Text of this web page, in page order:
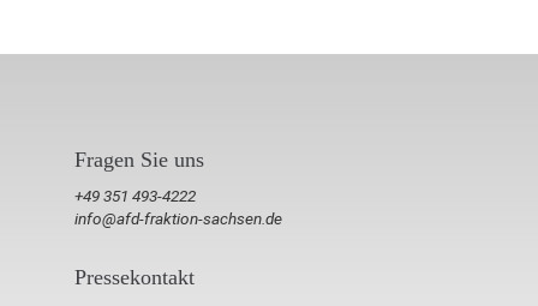
Fragen Sie uns
+49 351 493-4222
info@afd-fraktion-sachsen.de
Pressekontakt